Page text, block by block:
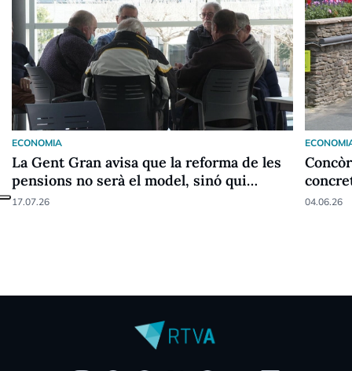
ECONOMIA
La Gent Gran avisa que la reforma de les
pensions no serà el model, sinó qui
pagarà
17.07.26 04.06.26